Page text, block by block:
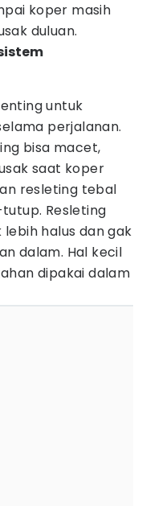
koper masih
duluan.
untuk
perjalanan.
bisa macet,
saat koper
resleting tebal
Resleting
halus dan gak
dalam. Hal kecil
dipakai dalam